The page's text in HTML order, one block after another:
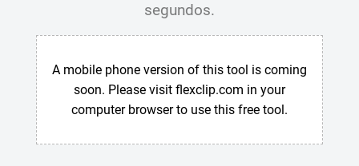
segundos.
A mobile phone version of this tool is coming
soon. Please visit flexclip.com in your
computer browser to use this free tool.